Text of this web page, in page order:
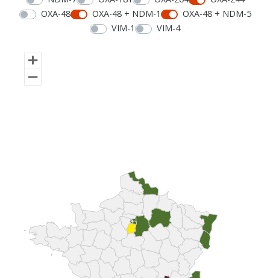
OXA-48
OXA-48 + NDM-1
OXA-48 + NDM-5
VIM-1
VIM-4